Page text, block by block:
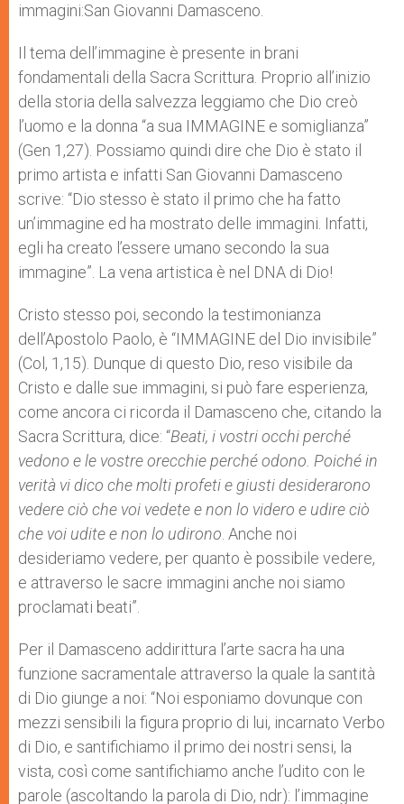
immagini:San Giovanni Damasceno.
Il tema dell’immagine è presente in brani
fondamentali della Sacra Scrittura. Proprio all’inizio
della storia della salvezza leggiamo che Dio creò
l’uomo e la donna “a sua IMMAGINE e somiglianza”
(Gen 1,27). Possiamo quindi dire che Dio è stato il
primo artista e infatti San Giovanni Damasceno
scrive: “Dio stesso è stato il primo che ha fatto
un’immagine ed ha mostrato delle immagini. Infatti,
egli ha creato l’essere umano secondo la sua
immagine”. La vena artistica è nel DNA di Dio!
Cristo stesso poi, secondo la testimonianza
dell’Apostolo Paolo, è “IMMAGINE del Dio invisibile”
(Col, 1,15). Dunque di questo Dio, reso visibile da
Cristo e dalle sue immagini, si può fare esperienza,
come ancora ci ricorda il Damasceno che, citando la
Sacra Scrittura, dice: “Beati, i vostri occhi perché
vedono e le vostre orecchie perché odono. Poiché in
verità vi dico che molti profeti e giusti desiderarono
vedere ciò che voi vedete e non lo videro e udire ciò
che voi udite e non lo udirono . Anche noi
desideriamo vedere, per quanto è possibile vedere,
e attraverso le sacre immagini anche noi siamo
proclamati beati”.
Per il Damasceno addirittura l’arte sacra ha una
funzione sacramentale attraverso la quale la santità
di Dio giunge a noi: “Noi esponiamo dovunque con
mezzi sensibili la figura proprio di lui, incarnato Verbo
di Dio, e santifichiamo il primo dei nostri sensi, la
vista, così come santifichiamo anche l’udito con le
parole (ascoltando la parola di Dio, ndr): l’immagine